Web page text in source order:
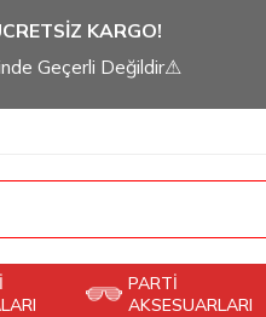
KARGO!
Geçerli Değildir⚠
PARTİ
AKSESUARLARI